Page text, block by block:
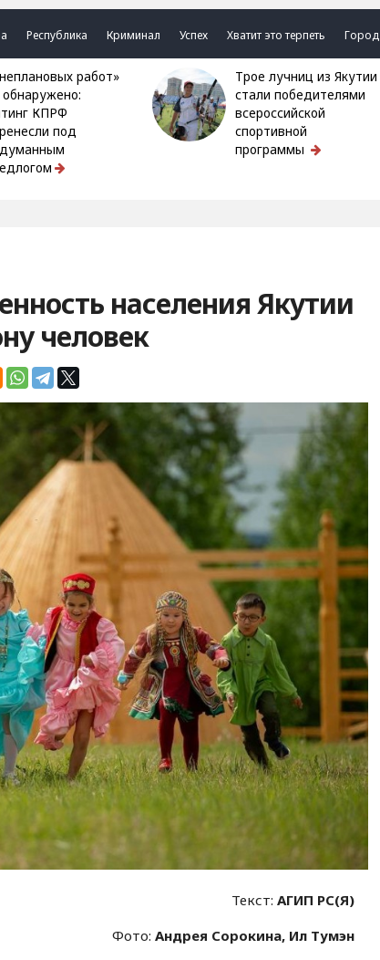
Республика Криминал Успех Хватит это терпеть Город
обнаружено:
КПРФ
под
Трое лучниц из Якутии
стали победителями
всероссийской
спортивной
программы
населения Якутии
человек
Текст:АГИП РС(Я)
Фото:Андрея Сорокина, Ил Тумэн